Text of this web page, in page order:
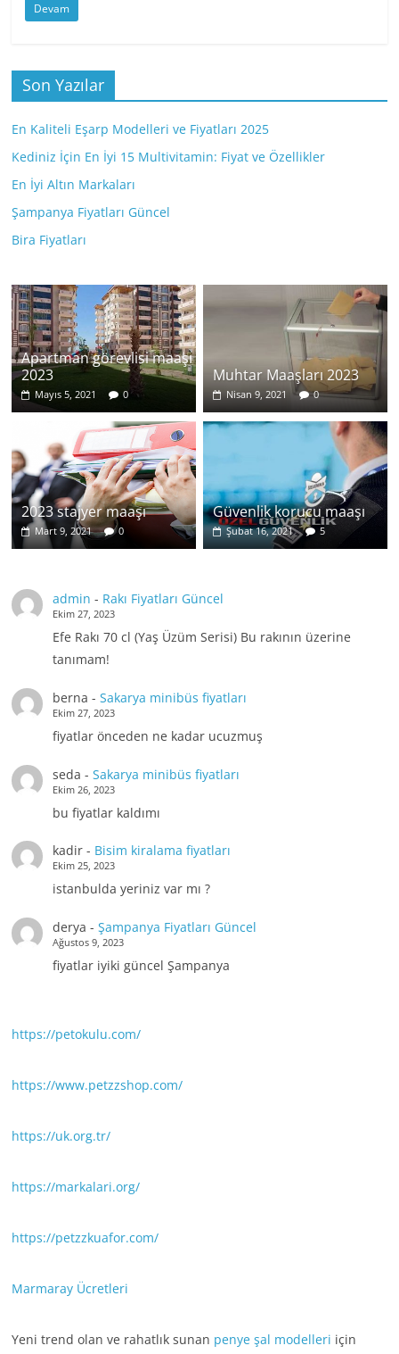
Devam
Son Yazılar
En Kaliteli Eşarp Modelleri ve Fiyatları 2025
Kediniz İçin En İyi 15 Multivitamin: Fiyat ve Özellikler
En İyi Altın Markaları
Şampanya Fiyatları Güncel
Bira Fiyatları
Apartman görevlisi maaşı
2023
Mayıs 5, 2021 0
Muhtar Maaşları 2023
Nisan 9, 2021 0
2023 stajyer maaşı
Mart 9, 2021 0
Güvenlik korucu maaşı
Şubat 16, 2021 5
admin - Rakı Fiyatları Güncel
Ekim 27, 2023
Efe Rakı 70 cl (Yaş Üzüm Serisi) Bu rakının üzerine
tanımam!
berna - Sakarya minibüs fiyatları
Ekim 27, 2023
fiyatlar önceden ne kadar ucuzmuş
seda - Sakarya minibüs fiyatları
Ekim 26, 2023
bu fiyatlar kaldımı
kadir- Bisim kiralama fiyatları
Ekim 25, 2023
istanbulda yeriniz var mı ?
derya - Şampanya Fiyatları Güncel
Ağustos 9, 2023
fiyatlar iyiki güncel Şampanya
https://petokulu.com/
https://www.petzzshop.com/
https://uk.org.tr/
https://markalari.org/
https://petzzkuafor.com/
Marmaray Ücretleri
Yeni trend olan ve rahatlık sunan penye şal modelleri için